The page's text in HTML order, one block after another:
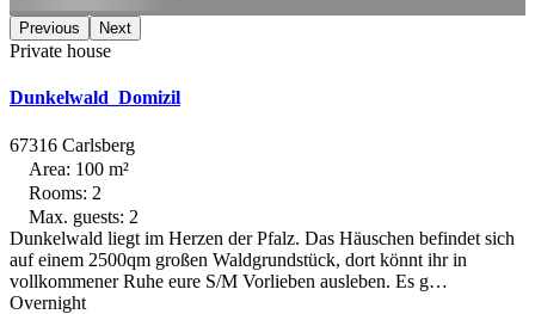
Previous Next
Private house
Dunkelwald_Domizil
67316 Carlsberg
Area: 100 m²
Rooms: 2
Max. guests: 2
Dunkelwald liegt im Herzen der Pfalz. Das Häuschen befindet sich
auf einem 2500qm großen Waldgrundstück, dort könnt ihr in
vollkommener Ruhe eure S/M Vorlieben ausleben. Es g…
Overnight